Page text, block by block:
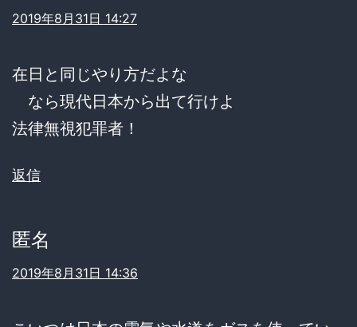
2019年8月31日 14:27
在日と同じやり方だよな
なら現代日本から出て行けよ
法律無視犯罪者！
返信
匿名
2019年8月31日 14:36